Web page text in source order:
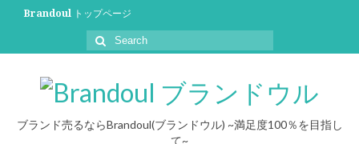
Brandoul トップページ
ブランド売るならBrandoul(ブランドウル) ~満足度100％を目指し
て~